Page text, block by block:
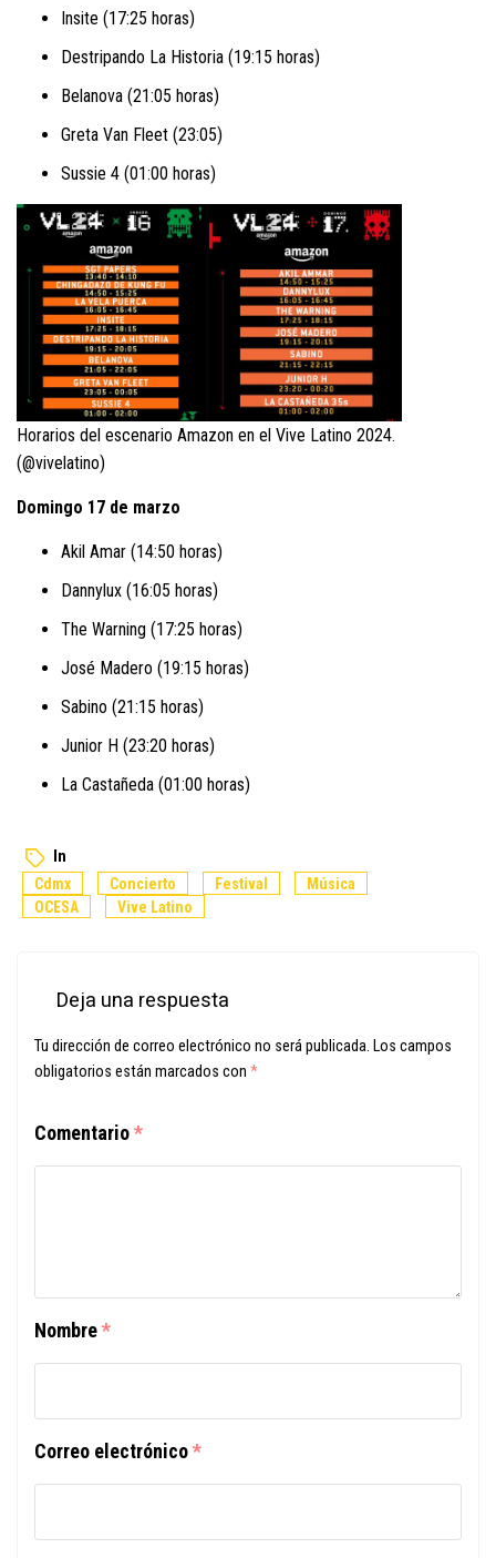
Insite (17:25 horas)
Destripando La Historia (19:15 horas)
Belanova (21:05 horas)
Greta Van Fleet (23:05)
Sussie 4 (01:00 horas)
Horarios del escenario Amazon en el Vive Latino 2024.
(@vivelatino)
Domingo 17 de marzo
Akil Amar (14:50 horas)
Dannylux (16:05 horas)
The Warning (17:25 horas)
José Madero (19:15 horas)
Sabino (21:15 horas)
Junior H (23:20 horas)
La Castañeda (01:00 horas)
In
Cdmx Concierto Festival
Música
OCESA
Vive Latino
Deja una respuesta
Tu dirección de correo electrónico no será publicada. Los campos
obligatorios están marcados con *
Comentario*
Nombre*
Correo electrónico*